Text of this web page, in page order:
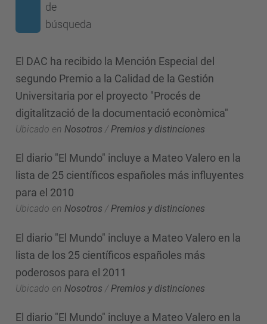
de
búsqueda
El DAC ha recibido la Mención Especial del
segundo Premio a la Calidad de la Gestión
Universitaria por el proyecto "Procés de
digitalització de la documentació econòmica"
Ubicado en Nosotros / Premios y distinciones
El diario "El Mundo" incluye a Mateo Valero en la
lista de 25 científicos españoles más influyentes
para el 2010
Ubicado en Nosotros /Premios y distinciones
El diario "El Mundo" incluye a Mateo Valero en la
lista de los 25 científicos españoles más
poderosos para el 2011
Ubicado en Nosotros / Premios y distinciones
El diario "El Mundo" incluye a Mateo Valero en la